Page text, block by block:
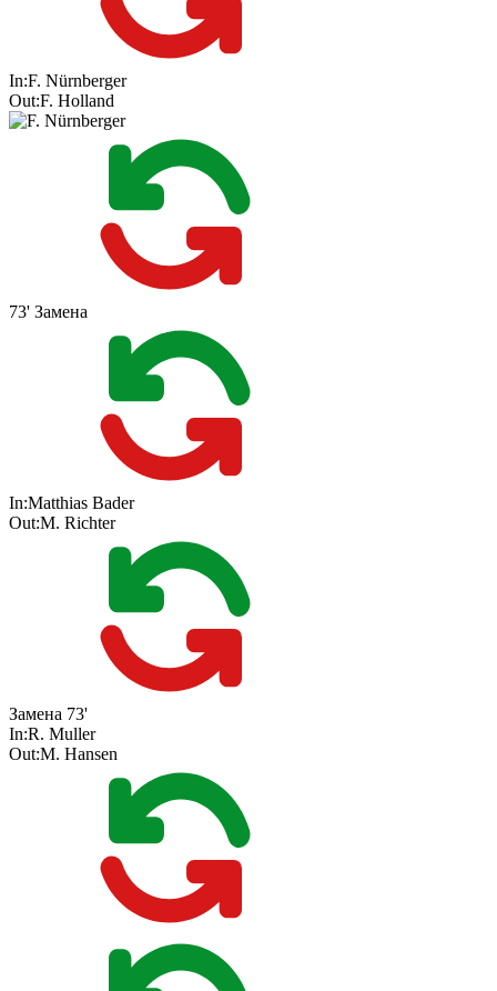
In:F. Nürnberger
Out:F. Holland
73' Замена
In:Matthias Bader
Out:M. Richter
Замена 73'
In:R. Muller
Out:M. Hansen